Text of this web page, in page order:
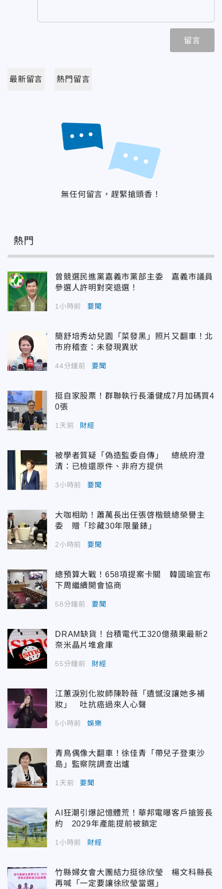
留言
最新留言 熱門留言
無任何留言，趕緊搶頭香！
熱門
曾競選民進黨嘉義市黨部主委 嘉義市議員
參選人許明對突退選！
1小時前 要聞
簡舒培秀幼兒園「菜發黑」照片又翻車！北
市府稽查：未發現異狀
44分鐘前 要聞
挺自家股票！群聯執行長潘健成7月加碼買4
0張
1天前 財經
被學者質疑「偽造監委自傳」 總統府澄
清：已檢還原件、非府方提供
3小時前 要聞
大咖相助！蕭萬長出任張啓楷競總榮譽主
委 贈「珍藏30年限量錶」
2小時前 要聞
總預算大戰！658項提案卡關 韓國瑜宣布
下周繼續開會協商
58分鐘前 要聞
DRAM缺貨！台積電代工320億蘋果最新2
奈米晶片堆倉庫
55分鐘前 財經
江蕙淚別化妝師陳聆薇「遺憾沒讓她多補
妝」 吐抗癌過來人心聲
5小時前 娛樂
青鳥偶像大翻車！徐佳青「帶兒子登東沙
島」監察院調查出爐
1天前 要聞
AI狂潮引爆記憶體荒！華邦電曝客戶搶簽長
約 2029年產能提前被鎖定
1小時前 財經
竹縣婦女會大團結力挺徐欣瑩 楊文科縣長
再喊「一定要讓徐欣瑩當選」